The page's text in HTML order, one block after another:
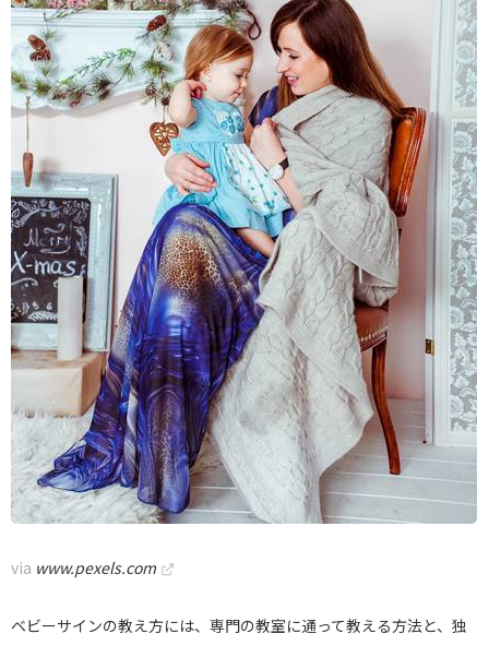
via www.pexels.com
ベビーサインの教え方には、専門の教室に通って教える方法と、独